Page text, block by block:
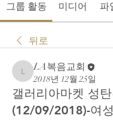
그룹 활동 미디어 파
뒤로
LA복음교회
LA복음교회
2018년 12월 25일
갤러리아마켓 성
(12/09/2018)-여